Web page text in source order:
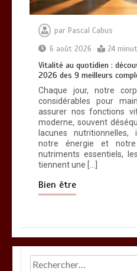
par Pascal Cabus
6 août 2026
24
Vitalité au quotidien :
2026 des 9 meilleurs
Chaque jour, notre
considérables pour
assurer nos fonctions
moderne, souvent
lacunes
notre énergie et
nutriments essentiels,
tiennent une […]
Bien être